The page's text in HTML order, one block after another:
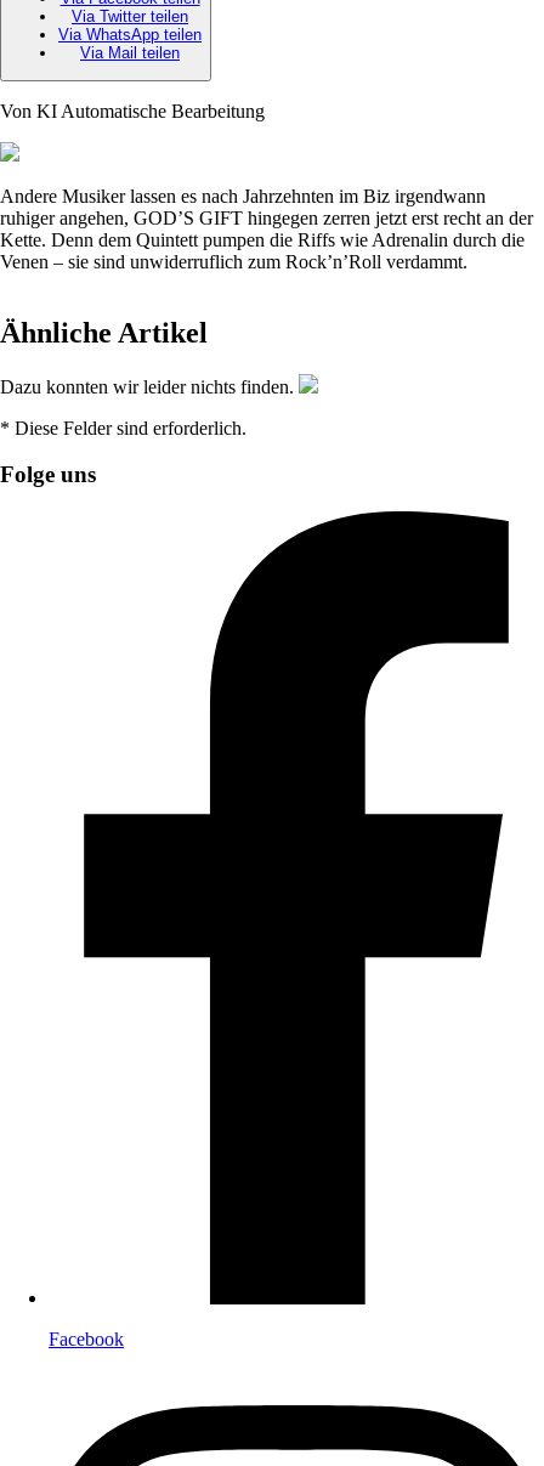
Via Twitter teilen
Via WhatsApp teilen
Via Mail teilen
Von KI Automatische Bearbeitung
Andere Musiker lassen es nach Jahrzehnten im Biz irgendwann
ruhiger angehen, GOD’S GIFT hingegen zerren jetzt erst recht an der
Kette. Denn dem Quintett pumpen die Riffs wie Adrenalin durch die
Venen – sie sind unwiderruflich zum Rock’n’Roll verdammt.
Ähnliche Artikel
Dazu konnten wir leider nichts finden.
* Diese Felder sind erforderlich.
Folge uns
Facebook